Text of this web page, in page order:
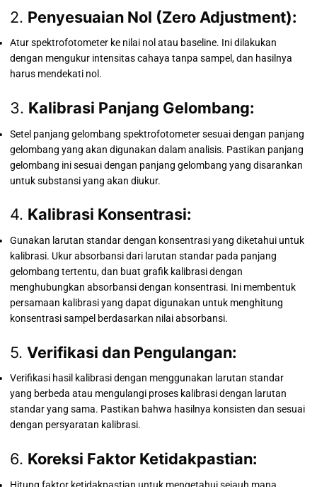
2. Penyesuaian Nol (Zero Adjustment):
Atur spektrofotometer ke nilai nol atau baseline. Ini dilakukan
dengan mengukur intensitas cahaya tanpa sampel, dan hasilnya
harus mendekati nol.
3. Kalibrasi Panjang Gelombang:
Setel panjang gelombang spektrofotometer sesuai dengan panjang
gelombang yang akan digunakan dalam analisis. Pastikan panjang
gelombang ini sesuai dengan panjang gelombang yang disarankan
untuk substansi yang akan diukur.
4. Kalibrasi Konsentrasi:
Gunakan larutan standar dengan konsentrasi yang diketahui untuk
kalibrasi. Ukur absorbansi dari larutan standar pada panjang
gelombang tertentu, dan buat grafik kalibrasi dengan
menghubungkan absorbansi dengan konsentrasi. Ini membentuk
persamaan kalibrasi yang dapat digunakan untuk menghitung
konsentrasi sampel berdasarkan nilai absorbansi.
5. Verifikasi dan Pengulangan:
Verifikasi hasil kalibrasi dengan menggunakan larutan standar
yang berbeda atau mengulangi proses kalibrasi dengan larutan
standar yang sama. Pastikan bahwa hasilnya konsisten dan sesuai
dengan persyaratan kalibrasi.
6. Koreksi Faktor Ketidakpastian: